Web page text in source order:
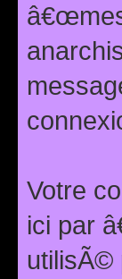
Votre
ici par
utilisÃ©